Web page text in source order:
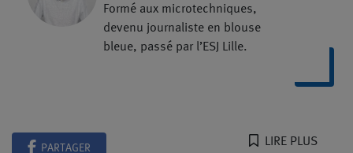
Formé aux microtechniques,
devenu journaliste en blouse
bleue, passé par l’ESJ Lille.
PARTAGER LIRE PLUS